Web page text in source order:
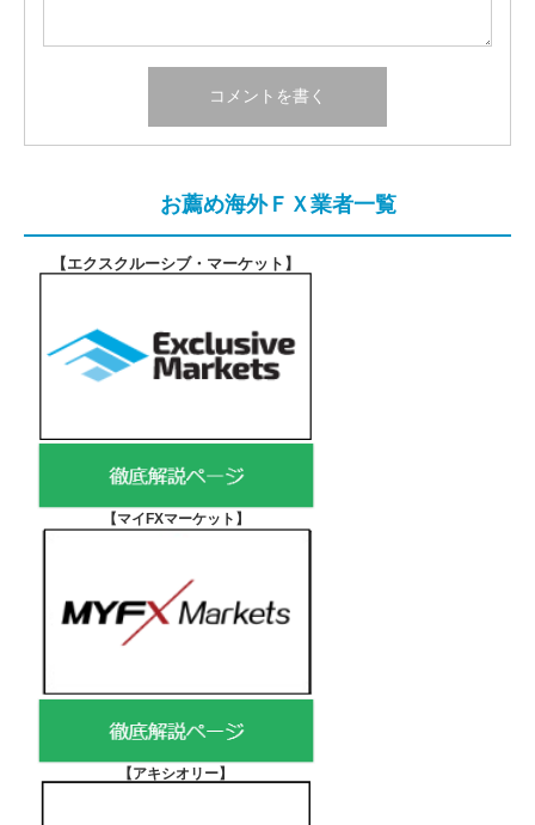
お薦め海外ＦＸ業者一覧
【エクスクルーシブ・マーケット 】
【マイFXマーケット 】
【アキシオリー】